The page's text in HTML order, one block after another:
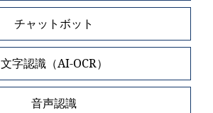
チャットボット
文字認識（AI-OCR）
音声認識